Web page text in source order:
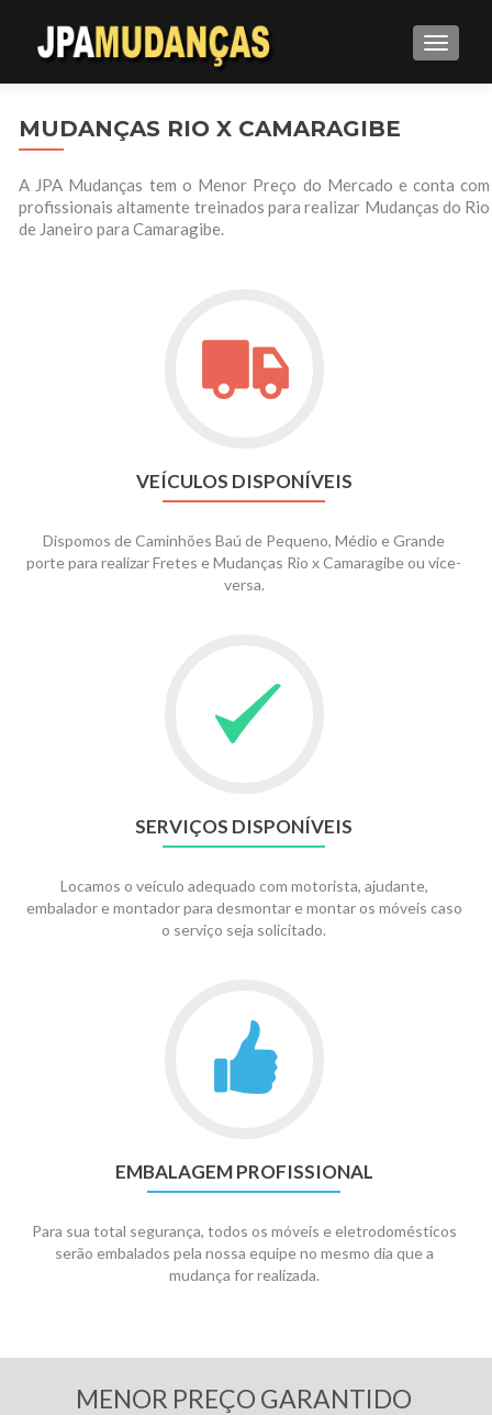
MUDANÇAS RIO X CAMARAGIBE
A JPA Mudanças tem o Menor Preço do Mercado e conta com
profissionais altamente treinados para realizar Mudanças do Rio
de Janeiro para Camaragibe.
VEÍCULOS DISPONÍVEIS
Dispomos de Caminhões Baú de Pequeno, Médio e Grande
porte para realizar Fretes e Mudanças Rio x Camaragibe ou vice-
versa.
SERVIÇOS DISPONÍVEIS
Locamos o veículo adequado com motorista, ajudante,
embalador e montador para desmontar e montar os móveis caso
o serviço seja solicitado.
EMBALAGEM PROFISSIONAL
Para sua total segurança, todos os móveis e eletrodomésticos
serão embalados pela nossa equipe no mesmo dia que a
mudança for realizada.
MENOR PREÇO GARANTIDO